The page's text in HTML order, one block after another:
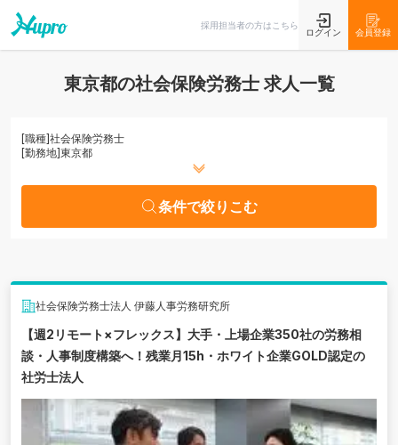
採用担当者の方はこちら
ログイン 会員登録
東京都の社会保険労務士 求人一覧
[職種]社会保険労務士
[勤務地]東京都
条件で絞りこむ
社会保険労務士法人 伊藤人事労務研究所
【週2リモート×フレックス】大手・上場企業350社の労務相
談・人事制度構築へ！残業月15h・ホワイト企業GOLD認定の
社労士法人